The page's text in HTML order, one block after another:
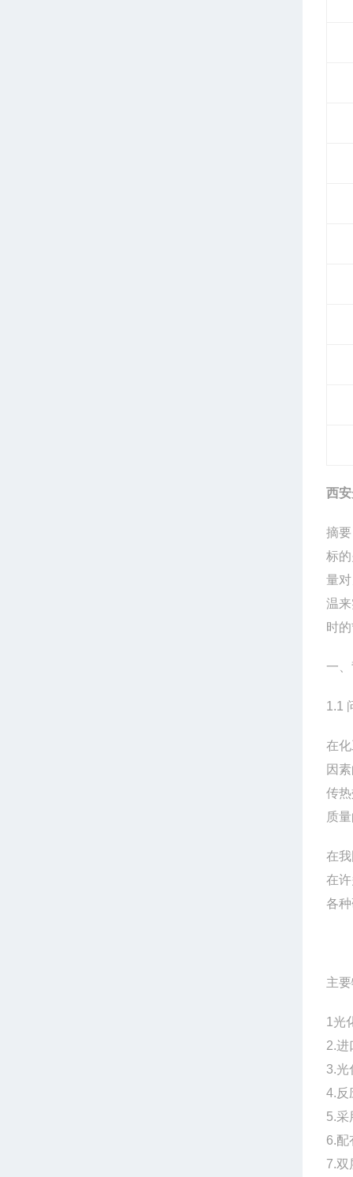
西
摘
标
量
温
时
一
1.1
在
因
传
质
在
在
各
主
1 光
2.进
3.光
4.反
5.采
6.配
7.双